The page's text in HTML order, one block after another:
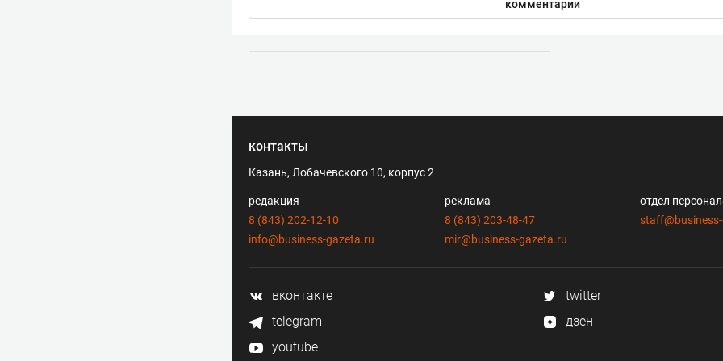
комментарии
контакты
Казань, Лобачевского 10, корпус 2
редакция
8 (843) 202-12-10
info@business-gazeta.ru
реклама
8 (843) 203-48-47
mir@business-gazeta.ru
отдел
вконтакте
twitter
telegram
дзен
youtube